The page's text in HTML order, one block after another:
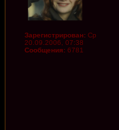
Зарегистрирован: Ср
20.09.2006, 07:38
Сообщения: 6781